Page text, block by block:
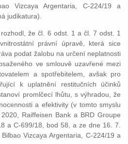
Vizcaya Argentaria, C‑224/19 a
judikatura).
že čl. 6 odst. 1 a čl. 7 odst. 1
právní úpravě, která sice
podat žalobu na určení neplatnosti
ve smlouvě uzavřené mezi
a spotřebitelem, avšak pro
k uplatnění restitučních účinků
promlčecí lhůtu, s výhradou, že
a efektivity (v tomto smyslu
Raiffeisen Bank a BRD Groupe
a C‑699/18, bod 58, a ze dne 16. 7.
Vizcaya Argentaria, C‑224/19 a